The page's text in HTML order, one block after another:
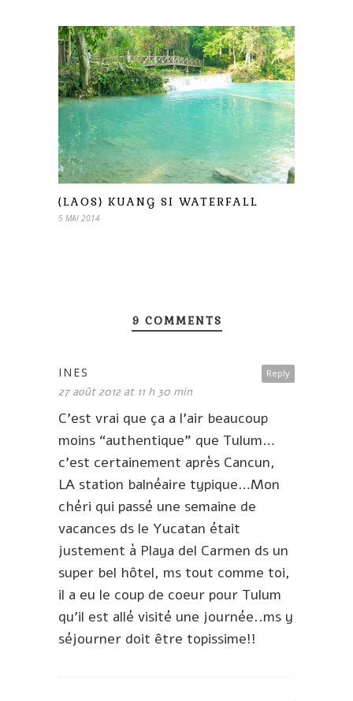
{LAOS} KUANG SI WATERFALL
5 MAI 2014
9 COMMENTS
Reply
INES
27 août 2012 at 11 h 30 min
C’est vrai que ça a l’air beaucoup
moins “authentique” que Tulum…
c’est certainement après Cancun,
LA station balnéaire typique…Mon
chéri qui passé une semaine de
vacances ds le Yucatan était
justement à Playa del Carmen ds un
super bel hôtel, ms tout comme toi,
il a eu le coup de coeur pour Tulum
qu’il est allé visité une journée..ms y
séjourner doit être topissime!!